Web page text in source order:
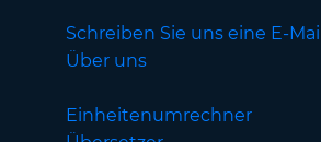
Schreiben Sie uns eine E-Mail
Über uns
Einheitenumrechner